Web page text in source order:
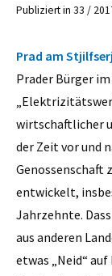
Publiziert in 33 /
Prad am
Prader Bürger
wirtschaftlicher
der Zeit vor und
Genossenschaft
entwickelt,
Jahrzehnte.
aus anderen
etwas „Neid“